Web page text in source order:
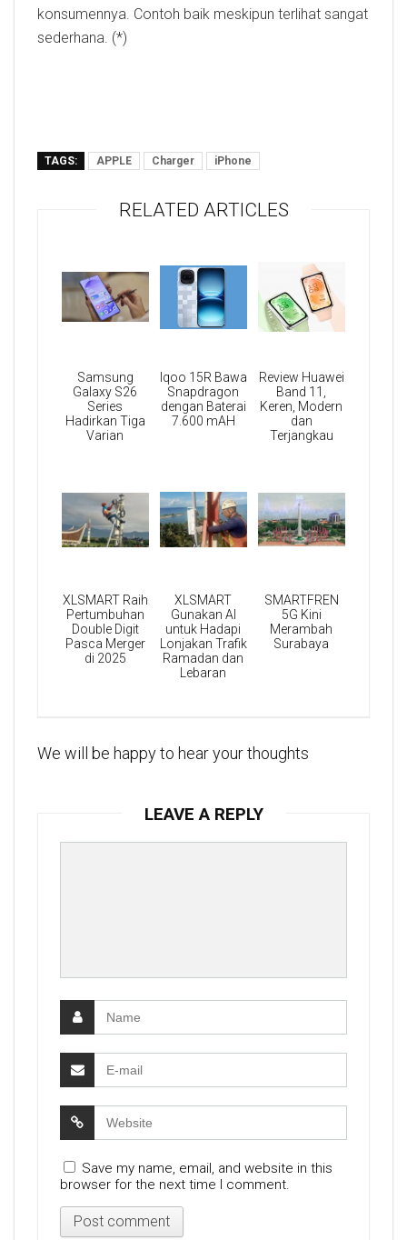
konsumennya. Contoh baik meskipun terlihat sangat
sederhana. (*)
TAGS: APPLE Charger iPhone
RELATED ARTICLES
Samsung
Galaxy S26
Series
Hadirkan Tiga
Varian
Iqoo 15R Bawa
Snapdragon
dengan Baterai
7.600 mAH
Review Huawei
Band 11,
Keren, Modern
dan
Terjangkau
XLSMART Raih
Pertumbuhan
Double Digit
Pasca Merger
di 2025
XLSMART
Gunakan AI
untuk Hadapi
Lonjakan Trafik
Ramadan dan
Lebaran
SMARTFREN
5G Kini
Merambah
Surabaya
We will be happy to hear your thoughts
LEAVE A REPLY
Save my name, email, and website in this
browser for the next time I comment.